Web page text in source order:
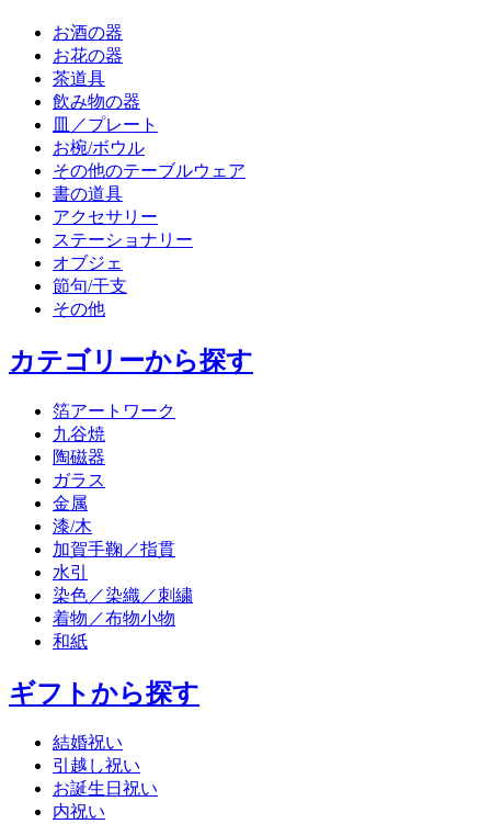
お酒の器
お花の器
茶道具
飲み物の器
皿／プレート
お椀/ボウル
その他のテーブルウェア
書の道具
アクセサリー
ステーショナリー
オブジェ
節句/干支
その他
カテゴリーから探す
箔アートワーク
九谷焼
陶磁器
ガラス
金属
漆/木
加賀手鞠／指貫
水引
染色／染織／刺繍
着物／布物小物
和紙
ギフトから探す
結婚祝い
引越し祝い
お誕生日祝い
内祝い